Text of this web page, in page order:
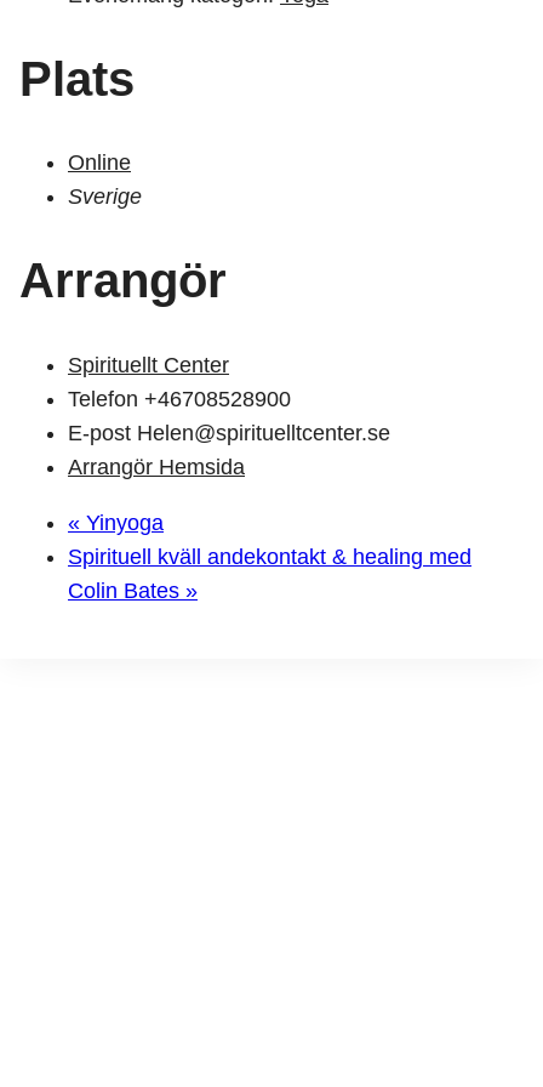
Plats
Online
Sverige
Arrangör
Spirituellt Center
Telefon +46708528900
E-post Helen@spirituelltcenter.se
Arrangör Hemsida
« Yinyoga
Spirituell kväll andekontakt & healing med
Colin Bates »